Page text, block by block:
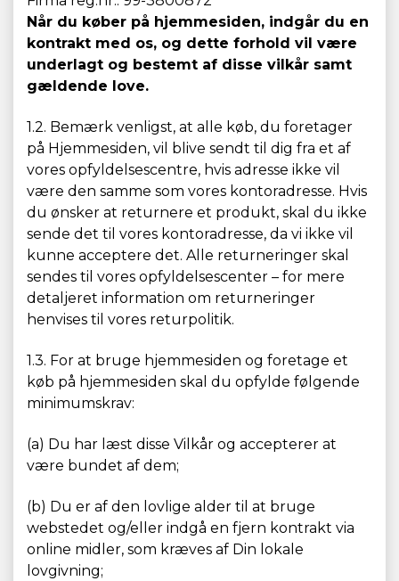
Når du køber på hjemmesiden, indgår du en
kontrakt med os, og dette forhold vil være
underlagt og bestemt af disse vilkår samt
gældende love.
1.2. Bemærk venligst, at alle køb, du foretager
på Hjemmesiden, vil blive sendt til dig fra et af
vores opfyldelsescentre, hvis adresse ikke vil
være den samme som vores kontoradresse. Hvis
du ønsker at returnere et produkt, skal du ikke
sende det til vores kontoradresse, da vi ikke vil
kunne acceptere det. Alle returneringer skal
sendes til vores opfyldelsescenter – for mere
detaljeret information om returneringer
henvises til vores returpolitik.
1.3. For at bruge hjemmesiden og foretage et
køb på hjemmesiden skal du opfylde følgende
minimumskrav:
(a) Du har læst disse Vilkår og accepterer at
være bundet af dem;
(b) Du er af den lovlige alder til at bruge
webstedet og/eller indgå en fjern kontrakt via
online midler, som kræves af Din lokale
lovgivning;